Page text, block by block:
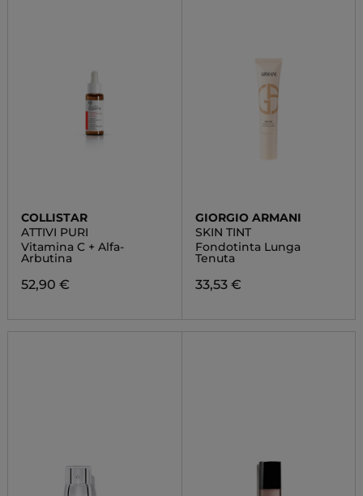
COLLISTAR
ATTIVI PURI
Vitamina C + Alfa-
Arbutina
52,90 €
GIORGIO ARMANI
SKIN TINT
Fondotinta Lunga
Tenuta
33,53 €